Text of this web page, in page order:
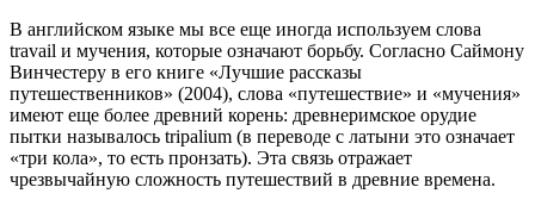
В английском языке мы все еще иногда используем слова
travail и мучения, которые означают борьбу. Согласно Саймону
Винчестеру в его книге «Лучшие рассказы
путешественников» (2004), слова «путешествие» и «мучения»
имеют еще более древний корень: древнеримское орудие
пытки называлось tripalium (в переводе с латыни это означает
«три кола», то есть пронзать). Эта связь отражает
чрезвычайную сложность путешествий в древние времена.